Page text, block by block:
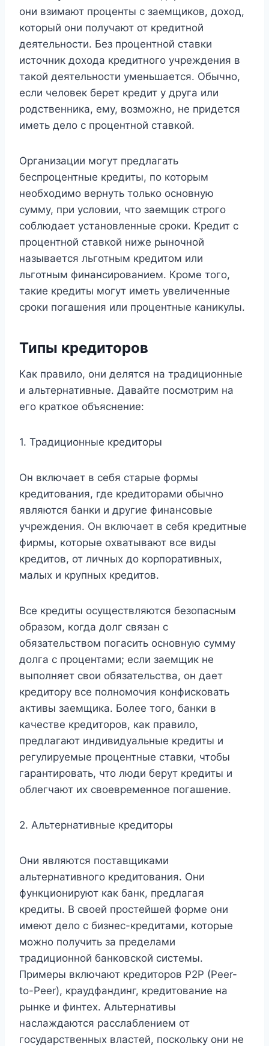
они взимают проценты с заемщиков, доход,
который они получают от кредитной
деятельности. Без процентной ставки
источник дохода кредитного учреждения в
такой деятельности уменьшается. Обычно,
если человек берет кредит у друга или
родственника, ему, возможно, не придется
иметь дело с процентной ставкой.
Организации могут предлагать
беспроцентные кредиты, по которым
необходимо вернуть только основную
сумму, при условии, что заемщик строго
соблюдает установленные сроки. Кредит с
процентной ставкой ниже рыночной
называется льготным кредитом или
льготным финансированием. Кроме того,
такие кредиты могут иметь увеличенные
сроки погашения или процентные каникулы.
Типы кредиторов
Как правило, они делятся на традиционные
и альтернативные. Давайте посмотрим на
его краткое объяснение:
1. Традиционные кредиторы
Он включает в себя старые формы
кредитования, где кредиторами обычно
являются банки и другие финансовые
учреждения. Он включает в себя кредитные
фирмы, которые охватывают все виды
кредитов, от личных до корпоративных,
малых и крупных кредитов.
Все кредиты осуществляются безопасным
образом, когда долг связан с
обязательством погасить основную сумму
долга с процентами; если заемщик не
выполняет свои обязательства, он дает
кредитору все полномочия конфисковать
активы заемщика. Более того, банки в
качестве кредиторов, как правило,
предлагают индивидуальные кредиты и
регулируемые процентные ставки, чтобы
гарантировать, что люди берут кредиты и
облегчают их своевременное погашение.
2. Альтернативные кредиторы
Они являются поставщиками
альтернативного кредитования. Они
функционируют как банк, предлагая
кредиты. В своей простейшей форме они
имеют дело с бизнес-кредитами, которые
можно получить за пределами
традиционной банковской системы.
Примеры включают кредиторов P2P (Peer-
to-Peer), краудфандинг, кредитование на
рынке и финтех. Альтернативы
наслаждаются расслаблением от
государственных властей, поскольку они не